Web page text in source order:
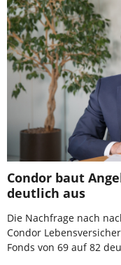
Condor baut
deutlich aus
Die Nachfrage nach
Condor
Fonds von 69 auf 82